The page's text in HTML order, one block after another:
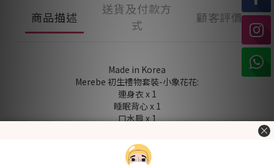
商品描述
送貨及付款方
式
顧客評價
Made in Korea
Merebe 初生禮物套裝-小象花花:
連身衣 x 1
睡眠背心 x 1
口水肩 x 1
100%純棉質料，質地柔軟無刺激，不含螢光劑